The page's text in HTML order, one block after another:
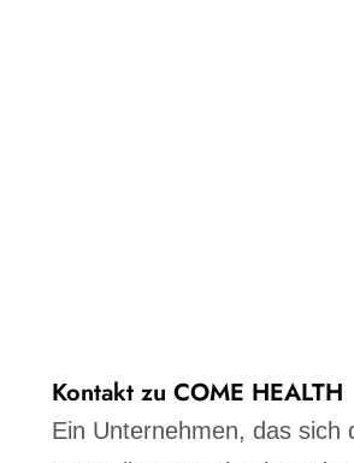
Kontakt zu COME HEALTH
Ein Unternehmen, das sich